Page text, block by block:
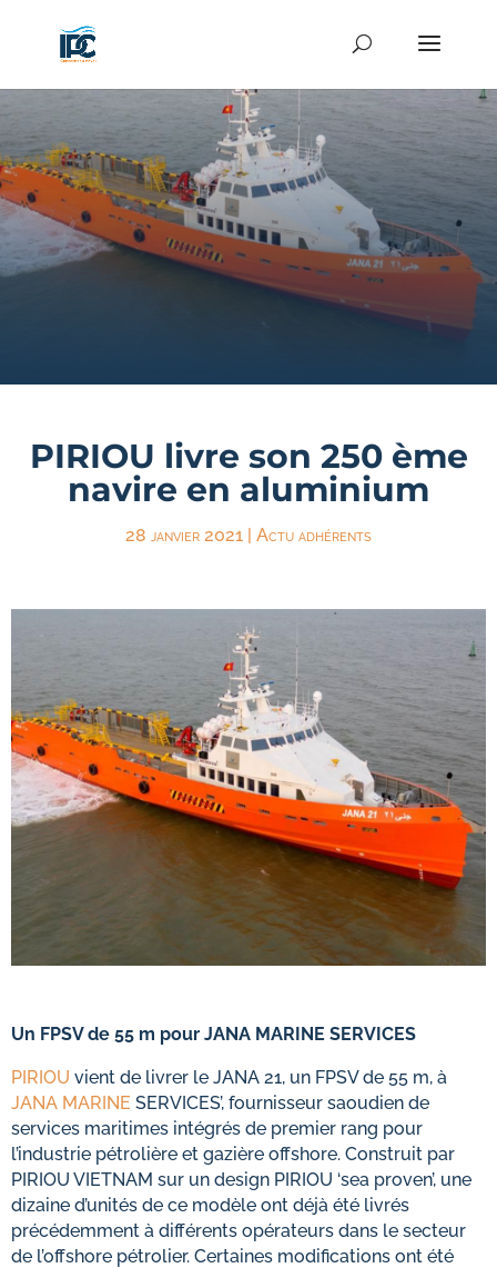
PIRIOU livre son 250 ème
navire en aluminium
28 janvier 2021 | Actu adhérents
Un FPSV de 55 m pour JANA MARINE SERVICES
PIRIOU vient de livrer le JANA 21, un FPSV de 55 m, à
JANA MARINE SERVICES’, fournisseur saoudien de
services maritimes intégrés de premier rang pour
l’industrie pétrolière et gazière offshore. Construit par
PIRIOU VIETNAM sur un design PIRIOU ‘sea proven’, une
dizaine d’unités de ce modèle ont déjà été livrés
précédemment à différents opérateurs dans le secteur
de l’offshore pétrolier. Certaines modifications ont été